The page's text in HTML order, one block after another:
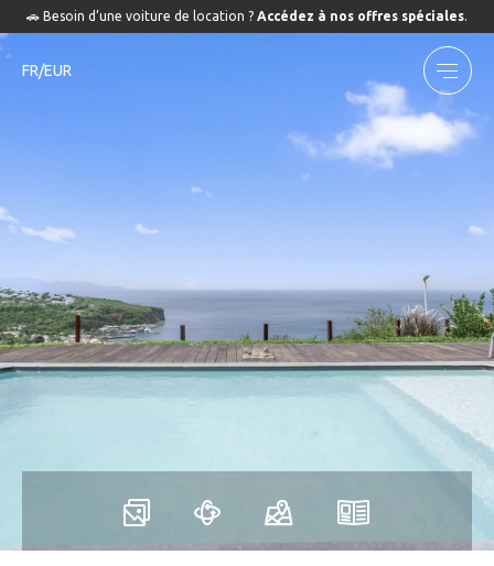
🚗 Besoin d’une voiture de location ? Accédez à nos offres spéciales.
FR/EUR